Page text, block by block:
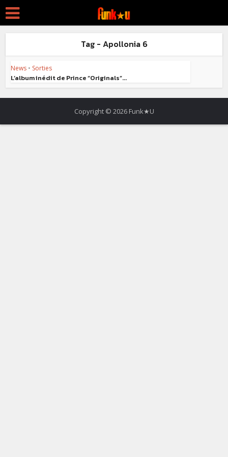
Tag - Apollonia 6
News • Sorties
L’album inédit de Prince “Originals”...
Copyright © 2026 Funk★U